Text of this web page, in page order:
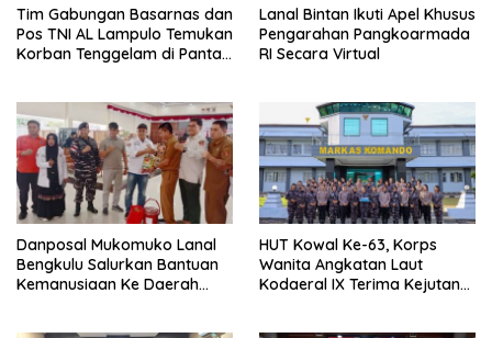
Tim Gabungan Basarnas dan
Pos TNI AL Lampulo Temukan
Korban Tenggelam di Pantai
Lanal Bintan Ikuti Apel Khusus
Pengarahan Pangkoarmada
RI Secara Virtual
Danposal Mukomuko Lanal
Bengkulu Salurkan Bantuan
Kemanusiaan Ke Daerah
HUT Kowal Ke-63, Korps
Wanita Angkatan Laut
Kodaeral IX Terima Kejutan